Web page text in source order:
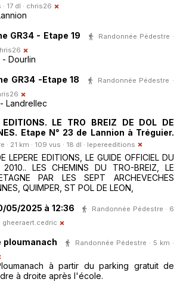
17 dl · chris26
GR34 - Etape 19
Randonnée Pédestre ·
- Dourlin
GR34 -Etape 18
Randonnée Pédestre ·
Landrellec
EDITIONS. LE TRO BREIZ DE DOL DE
Etape N° 23 de Lannion à Tréguier.
21 km · 109 vus · 18 dl · lepereeditions
LEPERE EDITIONS, LE GUIDE OFFICIEL DU
2010.. LES CHEMINS DU TRO-BREIZ, LE
PAR LES SEPT ARCHEVECHES
QUIMPER, ST POL DE LEON,
05/2025 à 12:36
Randonnée Pédestre · 6
gheeraert.cedric
ploumanach
Randonnée Pédestre · 5 km ·
à partir du parking gratuit de
à droite après l'école.